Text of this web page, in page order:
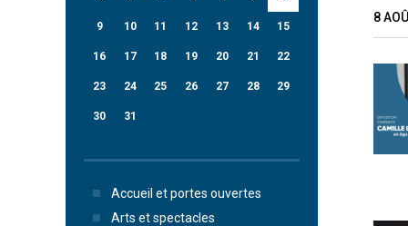
8
9 10 11 12 13 14 15
16 17 18 19 20 21 22
23 24 25 26 27 28 29
30 31
Accueil et portes ouvertes
Arts et spectacles